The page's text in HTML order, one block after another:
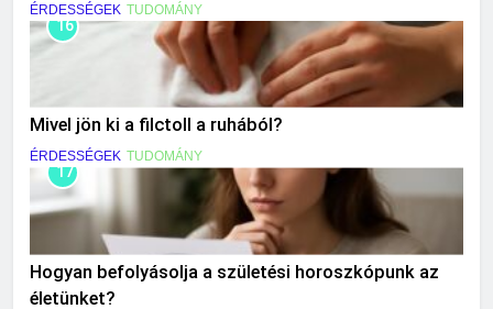
ÉRDESSÉGEK TUDOMÁNY
16
Mivel jön ki a filctoll a ruhából?
ÉRDESSÉGEK TUDOMÁNY
17
Hogyan befolyásolja a születési horoszkópunk az
életünket?